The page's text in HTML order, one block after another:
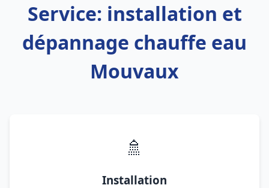
Service: installation et
dépannage chauffe eau
Mouvaux
🚿
Installation